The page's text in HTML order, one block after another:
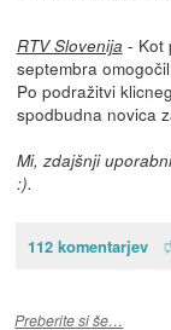
RTV Slovenija - Kot
septembra
Po podražitvi
spodbudna novica
Mi, zdajšnji
:).
112 komentarjev
Preberite si še…